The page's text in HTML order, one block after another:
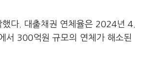
다. 대출채권 연체율은 2024년 4.
서 300억원 규모의 연체가 해소된